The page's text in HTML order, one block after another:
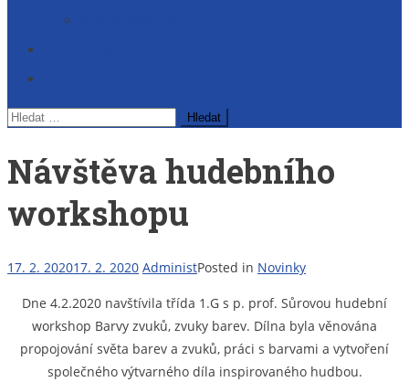
Vyhledávání
Návštěva hudebního
workshopu
17. 2. 202017. 2. 2020 AdministPosted in Novinky
Dne 4.2.2020 navštívila třída 1.G s p. prof. Sůrovou hudební
workshop Barvy zvuků, zvuky barev. Dílna byla věnována
propojování světa barev a zvuků, práci s barvami a vytvoření
společného výtvarného díla inspirovaného hudbou.